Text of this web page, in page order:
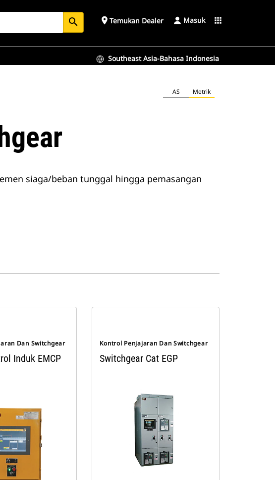
search place Temukan Dealer Masuk apps
Southeast Asia-Bahasa Indonesia
AS Metrik
siaga/beban tunggal hingga pemasangan
Dan Switchgear
Induk EMCP
Kontrol Penjajaran Dan Switchgear
Switchgear Cat EGP